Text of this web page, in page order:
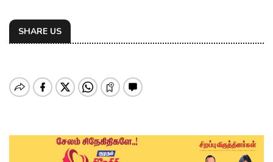
SHARE US